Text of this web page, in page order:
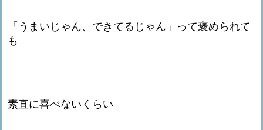
「うまいじゃん、できてるじゃん」って褒められて
も
素直に喜べないくらい